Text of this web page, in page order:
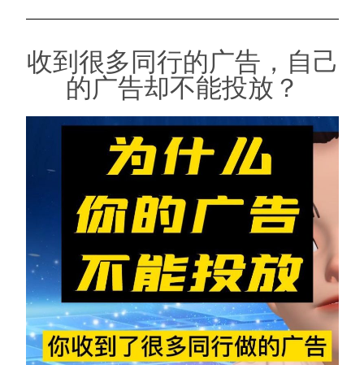
收到很多同行的广告，自己
的广告却不能投放？